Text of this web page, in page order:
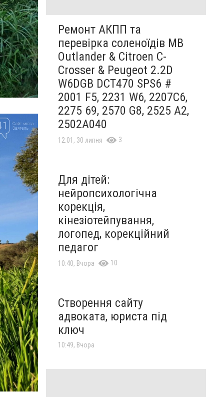
Ремонт АКПП та
перевірка соленоїдів MB
Outlander & Citroen C-
Crosser & Peugeot 2.2D
W6DGB DCT470 SPS6 #
2001 F5, 2231 W6, 2207C6,
2275 69, 2570 G8, 2525 A2,
2502A040
12:01, 30 липня 3
Для дітей:
нейропсихологічна
корекція,
кінезіотейпування,
логопед, корекційний
педагог
10:40, Вчора 10
Створення сайту
адвоката, юриста під
ключ
10:49, Вчора